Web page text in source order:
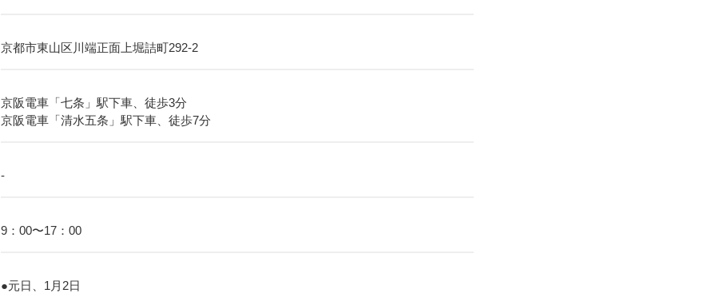
京都市東山区川端正面上堀詰町292-2
京阪電車「七条」駅下車、徒歩3分
京阪電車「清水五条」駅下車、徒歩7分
-
9：00〜17：00
●元日、1月2日